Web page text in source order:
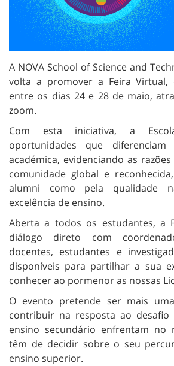
A NOVA School of Science and
volta a promover a Feira Virtual,
entre os dias 24 e 28 de maio,
zoom.
Com esta iniciativa, a
oportunidades que
académica, evidenciando as
comunidade global e
alumni como pela qualidade
excelência de ensino.
Aberta a todos os estudantes, a
diálogo direto com
docentes, estudantes e
disponíveis para partilhar a sua
conhecer ao pormenor as nossas
O evento pretende ser mais
contribuir na resposta ao
ensino secundário enfrentam no
têm de decidir sobre o seu
ensino superior.